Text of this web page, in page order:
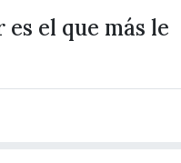
el que más le